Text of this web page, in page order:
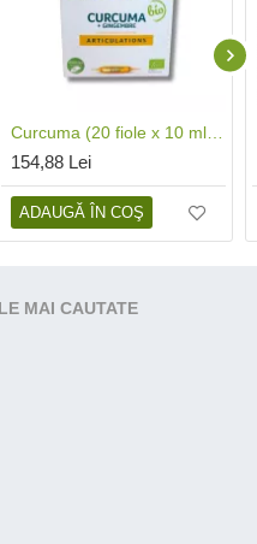
154,88 Lei
ADAUGĂ ÎN COŞ
MAI CAUTATE